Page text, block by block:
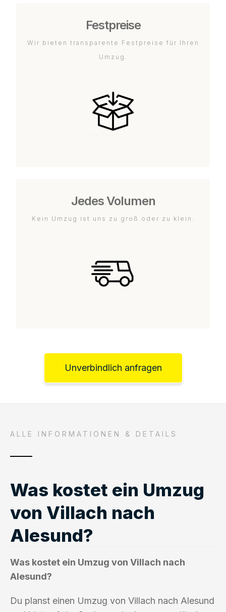
Festpreise
Wir bieten transparente Festpreise für Ihren
Umzug.
Jedes Volumen
Kein Umzug ist uns zu groß oder zu klein.
Unverbindlich anfragen
ALLE INFORMATIONEN & DETAILS
Was kostet ein Umzug
von Villach nach
Alesund?
Was kostet ein Umzug von Villach nach
Alesund?
Du planst einen Umzug von Villach nach Alesund